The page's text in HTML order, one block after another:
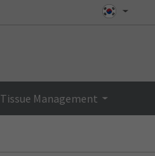
Tissue Management